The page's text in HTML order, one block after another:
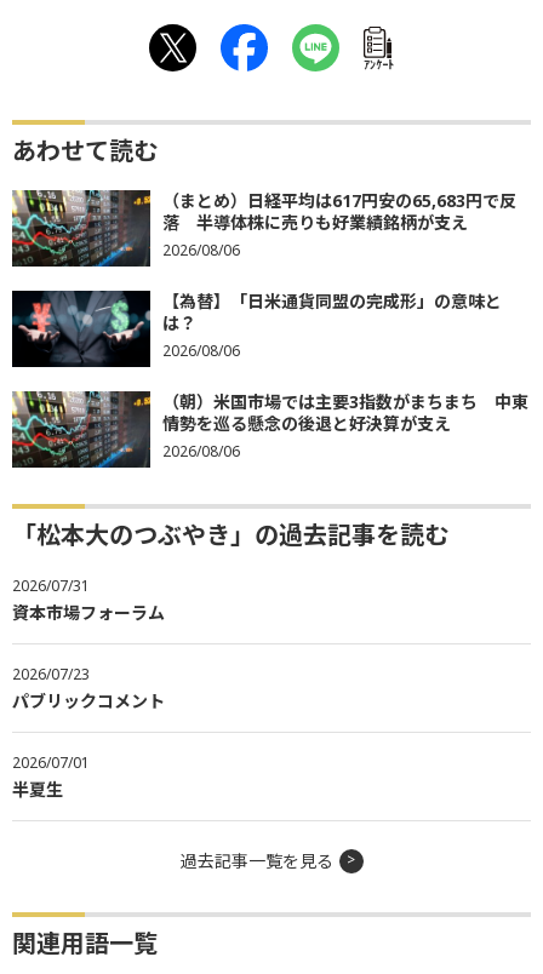
ｱﾝｹｰﾄ
あわせて読む
（まとめ）日経平均は617円安の65,683円で反
落 半導体株に売りも好業績銘柄が支え
2026/08/06
【為替】「日米通貨同盟の完成形」の意味と
は？
2026/08/06
（朝）米国市場では主要3指数がまちまち 中東
情勢を巡る懸念の後退と好決算が支え
2026/08/06
「松本大のつぶやき」の過去記事を読む
2026/07/31
資本市場フォーラム
2026/07/23
パブリックコメント
2026/07/01
半夏生
過去記事一覧を見る
関連用語一覧